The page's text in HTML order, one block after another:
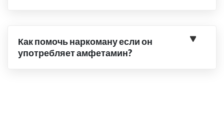
Как помочь наркоману если он
употребляет амфетамин?